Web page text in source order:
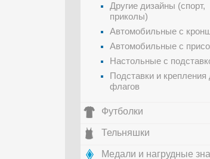
Другие дизайны (спорт,
приколы)
Автомобильные с
Автомобильные с
Настольные с
Подставки и крепления
флагов
Футболки
Тельняшки
Медали и нагрудные